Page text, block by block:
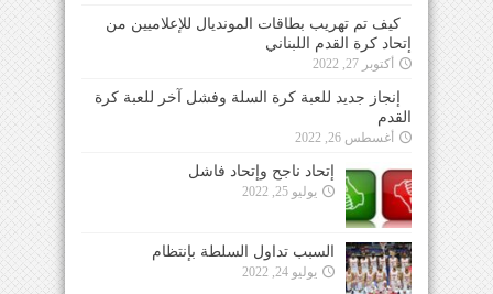
كيف تم تهريب بطاقات المونديال للإعلاميين من
إتحاد كرة القدم اللبناني
أكتوبر 27, 2022
إنجاز جديد للعبة كرة السلة وفشل آخر للعبة كرة
القدم
أغسطس 26, 2022
إتحاد ناجح وإتحاد فاشل
يوليو 25, 2022
السبب تداول السلطة بإنتظام
يوليو 24, 2022